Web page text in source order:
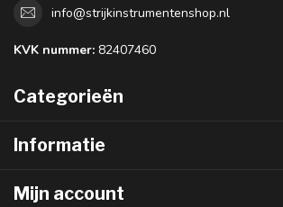
info@strijkinstrumentenshop.nl
KVK nummer: 82407460
Categorieën
Informatie
Mijn account